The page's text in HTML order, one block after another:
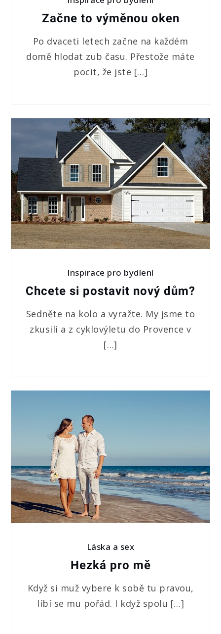
Začne to výměnou oken
Po dvaceti letech začne na každém
domě hlodat zub času. Přestože máte
pocit, že jste […]
Inspirace pro bydlení
Chcete si postavit nový dům?
Sedněte na kolo a vyražte. My jsme to
zkusili a z cyklovýletu do Provence v
[…]
Láska a sex
Hezká pro mě
Když si muž vybere k sobě tu pravou,
líbí se mu pořád. I když spolu […]